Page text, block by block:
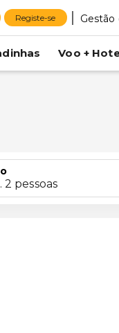
Registe-se Gestão
Voo +
2 pessoas